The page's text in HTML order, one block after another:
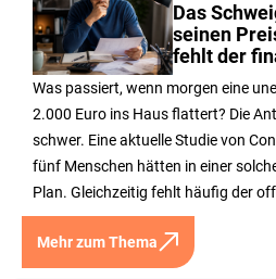
Das
seinen
fehlt der
Was passiert, wenn morgen eine
2.000 Euro ins Haus flattert? Die
schwer. Eine aktuelle Studie von
fünf Menschen hätten in einer
Plan. Gleichzeitig fehlt häufig der
Mehr zum Thema